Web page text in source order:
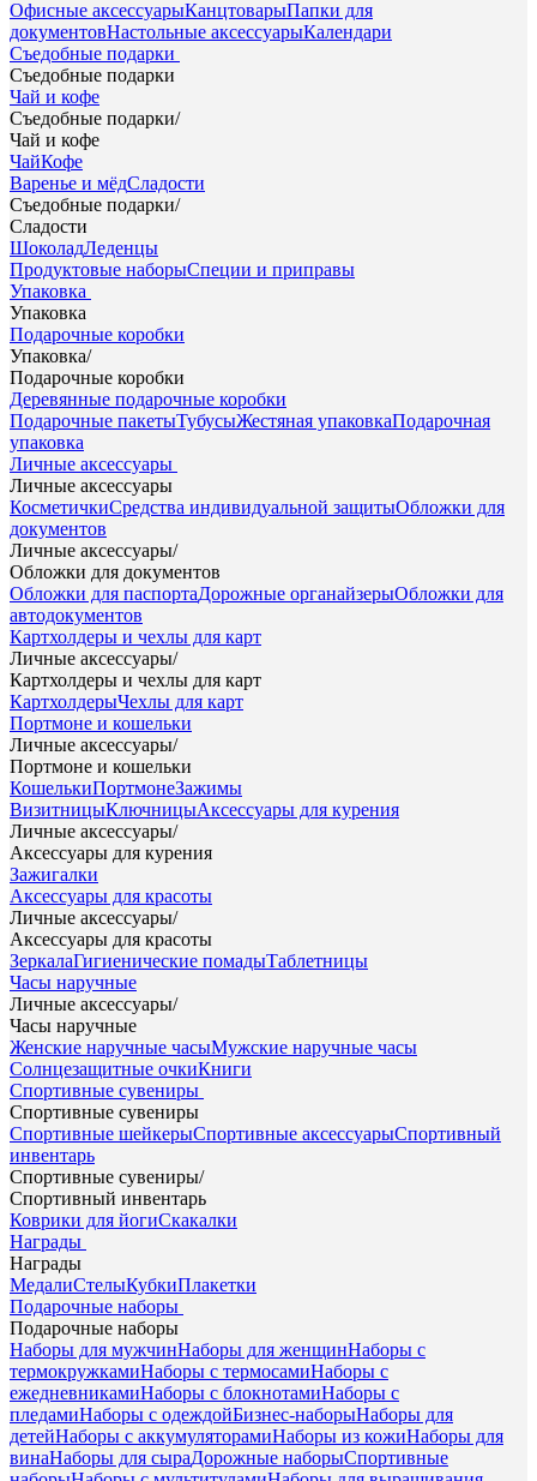
Офисные аксессуарыКанцтоварыПапки для
документовНастольные аксессуарыКалендари
Съедобные подарки
Съедобные подарки
Чай и кофе
Съедобные подарки/
Чай и кофе
ЧайКофе
Варенье и мёдСладости
Съедобные подарки/
Сладости
ШоколадЛеденцы
Продуктовые наборыСпеции и приправы
Упаковка
Упаковка
Подарочные коробки
Упаковка/
Подарочные коробки
Деревянные подарочные коробки
Подарочные пакетыТубусыЖестяная упаковкаПодарочная
упаковка
Личные аксессуары
Личные аксессуары
КосметичкиСредства индивидуальной защитыОбложки для
документов
Личные аксессуары/
Обложки для документов
Обложки для паспортаДорожные органайзерыОбложки для
автодокументов
Картхолдеры и чехлы для карт
Личные аксессуары/
Картхолдеры и чехлы для карт
КартхолдерыЧехлы для карт
Портмоне и кошельки
Личные аксессуары/
Портмоне и кошельки
КошелькиПортмонеЗажимы
ВизитницыКлючницыАксессуары для курения
Личные аксессуары/
Аксессуары для курения
Зажигалки
Аксессуары для красоты
Личные аксессуары/
Аксессуары для красоты
ЗеркалаГигиенические помадыТаблетницы
Часы наручные
Личные аксессуары/
Часы наручные
Женские наручные часыМужские наручные часы
Солнцезащитные очкиКниги
Спортивные сувениры
Спортивные сувениры
Спортивные шейкерыСпортивные аксессуарыСпортивный
инвентарь
Спортивные сувениры/
Спортивный инвентарь
Коврики для йогиСкакалки
Награды
Награды
МедалиСтелыКубкиПлакетки
Подарочные наборы
Подарочные наборы
Наборы для мужчинНаборы для женщинНаборы с
термокружкамиНаборы с термосамиНаборы с
ежедневникамиНаборы с блокнотамиНаборы с
пледамиНаборы с одеждойБизнес-наборыНаборы для
детейНаборы с аккумуляторамиНаборы из кожиНаборы для
винаНаборы для сыраДорожные наборыСпортивные